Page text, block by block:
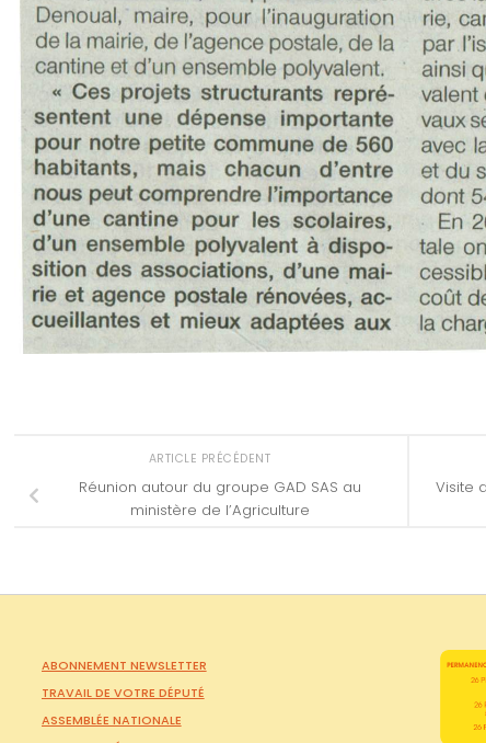
Visite
ARTICLE PRÉCÉDENT
Réunion autour du groupe GAD SAS au
ministère de l’Agriculture
ABONNEMENT NEWSLETTER
TRAVAIL DE VOTRE DÉPUTÉ
ASSEMBLÉE NATIONALE